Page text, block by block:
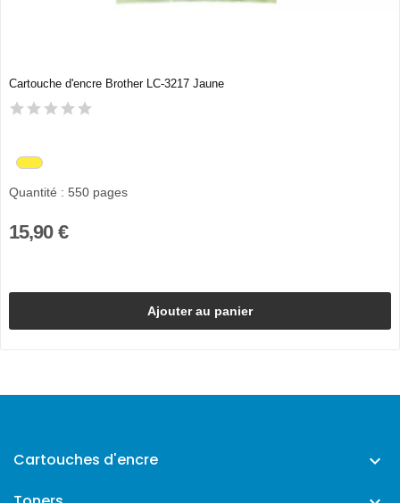
Cartouche d'encre Brother LC-3217 Jaune
Quantité : 550 pages
15,90 €
Ajouter au panier
Cartouches d'encre 